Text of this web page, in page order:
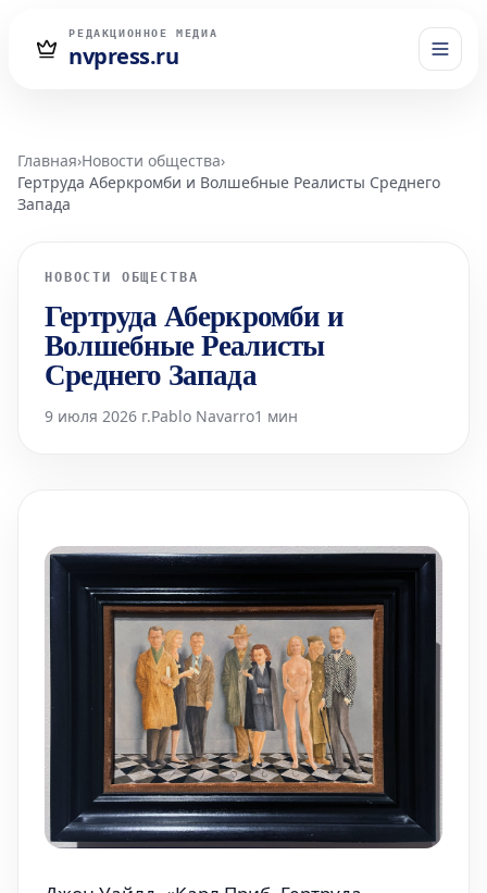
РЕДАКЦИОННОЕ МЕДИА
nvpress.ru
Главная›Новости общества›
Гертруда Аберкромби и Волшебные Реалисты Среднего
Запада
НОВОСТИ ОБЩЕСТВА
Гертруда Аберкромби и
Волшебные Реалисты
Среднего Запада
9 июля 2026 г.Pablo Navarro1 мин